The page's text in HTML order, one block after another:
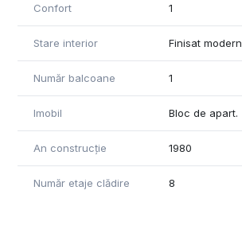
Confort 1
Stare interior Finisat modern
Număr balcoane 1
Imobil Bloc de apart.
An construcție 1980
Număr etaje clădire 8